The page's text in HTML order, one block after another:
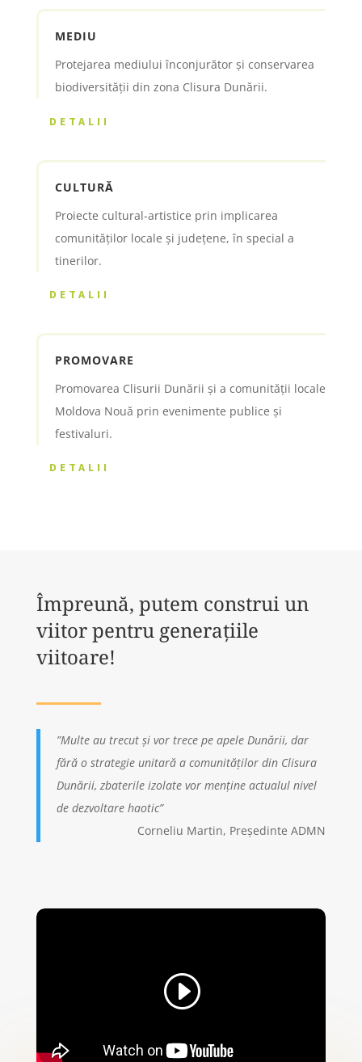
MEDIU
Protejarea mediului înconjurător și conservarea
biodiversităţii din zona Clisura Dunării.
DETALII
CULTURĂ
Proiecte cultural-artistice prin implicarea
comunităților locale și județene, în special a
tinerilor.
DETALII
PROMOVARE
Promovarea Clisurii Dunării și a comunității locale
Moldova Nouă prin evenimente publice și
festivaluri.
DETALII
Împreună, putem construi un
viitor pentru generațiile
viitoare!
”Multe au trecut și vor trece pe apele Dunării, dar
fără o strategie unitară a comunităților din Clisura
Dunării, zbaterile izolate vor menține actualul nivel
de dezvoltare haotic”
Corneliu Martin, Președinte ADMN